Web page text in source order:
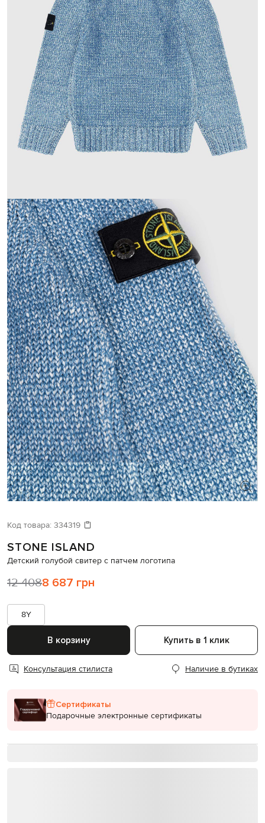
Код товара: 334319
STONE ISLAND
Детский голубой свитер с патчем логотипа
12 4088 687 грн
8Y
В корзину Купить в 1 клик
Консультация стилиста Наличие в бутиках
Сертификаты
Подарочные электронные сертификаты